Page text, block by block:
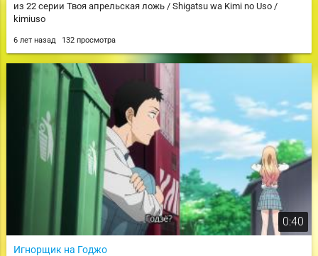
из 22 серии Твоя апрельская ложь / Shigatsu wa Kimi no Uso /
kimiuso
6 лет назад 132 просмотра
0:40
Игнорщик на Годжо